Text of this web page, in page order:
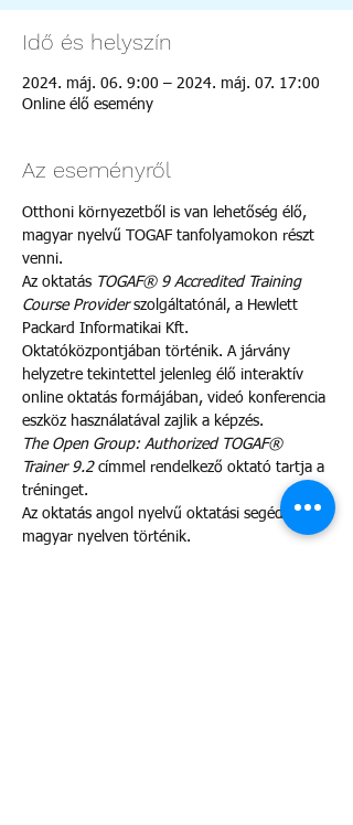
Idő és helyszín
2024. máj. 06. 9:00 – 2024. máj. 07. 17:00
Online élő esemény
Az eseményről
Otthoni környezetből is van lehetőség élő,
magyar nyelvű TOGAF tanfolyamokon részt
venni.
Az oktatás TOGAF® 9 Accredited Training
Course Provider szolgáltatónál, a Hewlett
Packard Informatikai Kft.
Oktatóközpontjában történik. A járvány
helyzetre tekintettel jelenleg élő interaktív
online oktatás formájában, videó konferencia
eszköz használatával zajlik a képzés.
The Open Group: Authorized TOGAF®
Trainer 9.2 címmel rendelkező oktató tartja a
tréninget.
Az oktatás angol nyelvű oktatási segédlettel
magyar nyelven történik.